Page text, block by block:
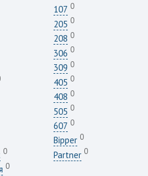
107 0
205 0
208 0
306 0
309 0
405 0
408 0
505 0
607 0
Bipper 0
0 Partner 0
0